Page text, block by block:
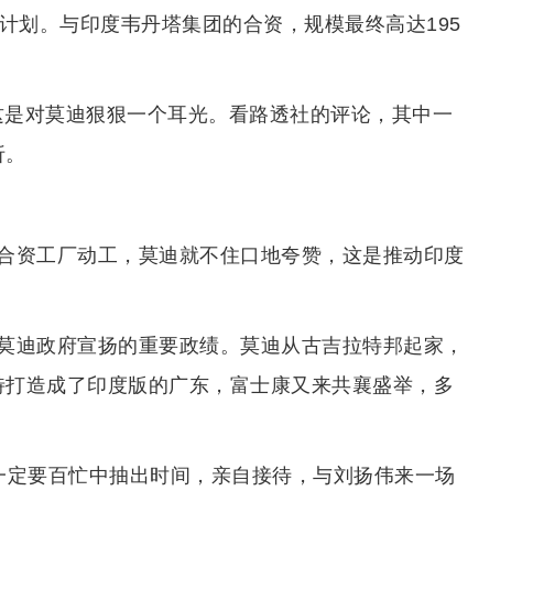
划。与印度韦丹塔集团的合资，规模最终高达195
对莫迪狠狠一个耳光。看路透社的评论，其中一
资工厂动工，莫迪就不住口地夸赞，这是推动印度
政府宣扬的重要政绩。莫迪从古吉拉特邦起家，
造成了印度版的广东，富士康又来共襄盛举，多
要百忙中抽出时间，亲自接待，与刘扬伟来一场